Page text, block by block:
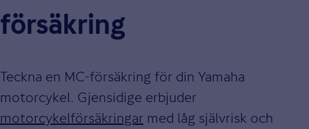
försäkring
Teckna en MC-försäkring för din Yamaha
motorcykel. Gjensidige erbjuder
motorcykelförsäkringar med låg självrisk och